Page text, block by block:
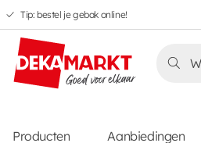
Overslaan
naar
hoofdnavigatie
Overslaan
naar
hoofdinhoud
Overslaan
naar
voettekstinhoud
Overslaan
naar
aanbiedingen
Tip: bestel je gebak online!
Producten Aanbiedingen